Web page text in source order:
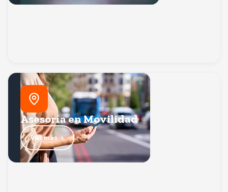
Asesoría en Movilidad
Ver más
Asesoría en Movilidad
Información sobre transporte en la ciudad, opciones de
traslado hacia la universidad y recomendaciones de
movilidad segura.